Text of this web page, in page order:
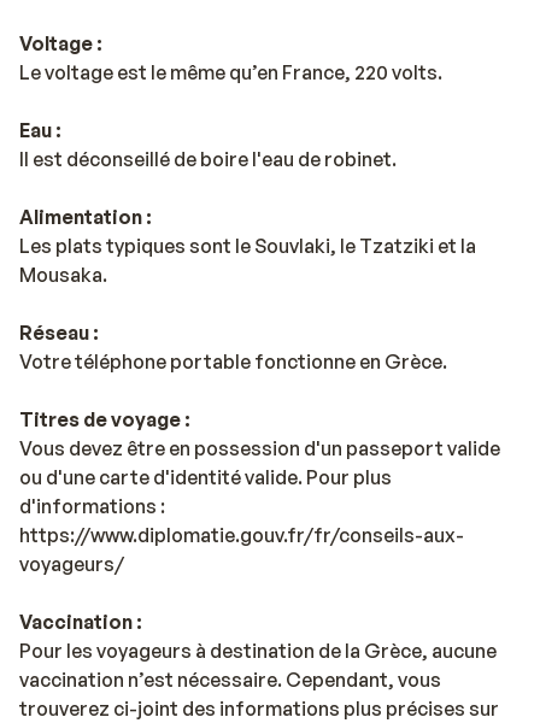
Voltage :
Le voltage est le même qu’en France, 220 volts.
Eau :
Il est déconseillé de boire l'eau de robinet.
Alimentation :
Les plats typiques sont le Souvlaki, le Tzatziki et la
Mousaka.
Réseau :
Votre téléphone portable fonctionne en Grèce.
Titres de voyage :
Vous devez être en possession d'un passeport valide
ou d'une carte d'identité valide. Pour plus
d'informations :
https://www.diplomatie.gouv.fr/fr/conseils-aux-
voyageurs/
Vaccination :
Pour les voyageurs à destination de la Grèce, aucune
vaccination n’est nécessaire. Cependant, vous
trouverez ci-joint des informations plus précises sur